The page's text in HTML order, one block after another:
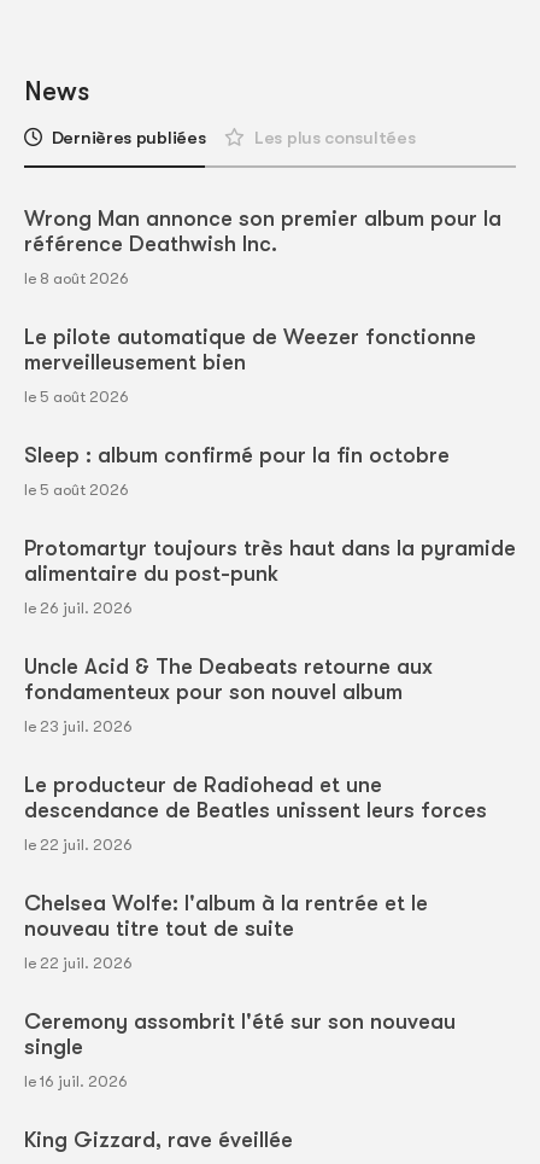
News
Dernières publiées Les plus consultées
Wrong Man annonce son premier album pour la
référence Deathwish Inc.
le 8 août 2026
Le pilote automatique de Weezer fonctionne
merveilleusement bien
le 5 août 2026
Sleep : album confirmé pour la fin octobre
le 5 août 2026
Protomartyr toujours très haut dans la pyramide
alimentaire du post-punk
le 26 juil. 2026
Uncle Acid & The Deabeats retourne aux
fondamenteux pour son nouvel album
le 23 juil. 2026
Le producteur de Radiohead et une
descendance de Beatles unissent leurs forces
le 22 juil. 2026
Chelsea Wolfe: l'album à la rentrée et le
nouveau titre tout de suite
le 22 juil. 2026
Ceremony assombrit l'été sur son nouveau
single
le 16 juil. 2026
King Gizzard, rave éveillée